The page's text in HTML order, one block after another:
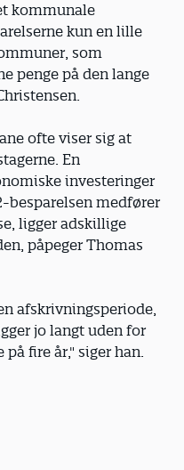
kommunale
kun en lille
som
penge på den lange
ofte viser sig at
En
investeringer
besparelsen medfører
ligger adskillige
påpeger Thomas
afskrivningsperiode,
jo langt uden for
fire år," siger han.